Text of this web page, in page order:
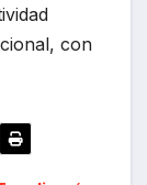
con